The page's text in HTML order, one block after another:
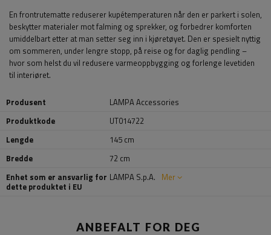
En frontrutematte reduserer kupétemperaturen når den er parkert i solen,
beskytter materialer mot falming og sprekker, og forbedrer komforten
umiddelbart etter at man setter seg inn i kjøretøyet. Den er spesielt nyttig
om sommeren, under lengre stopp, på reise og for daglig pendling –
hvor som helst du vil redusere varmeoppbygging og forlenge levetiden
til interiøret.
Produsent
LAMPA Accessories
Produktkode
UT014722
Lengde
145 cm
Bredde
72 cm
Enhet som er ansvarlig for
dette produktet i EU
LAMPA S.p.A. Mer
ANBEFALT FOR DEG